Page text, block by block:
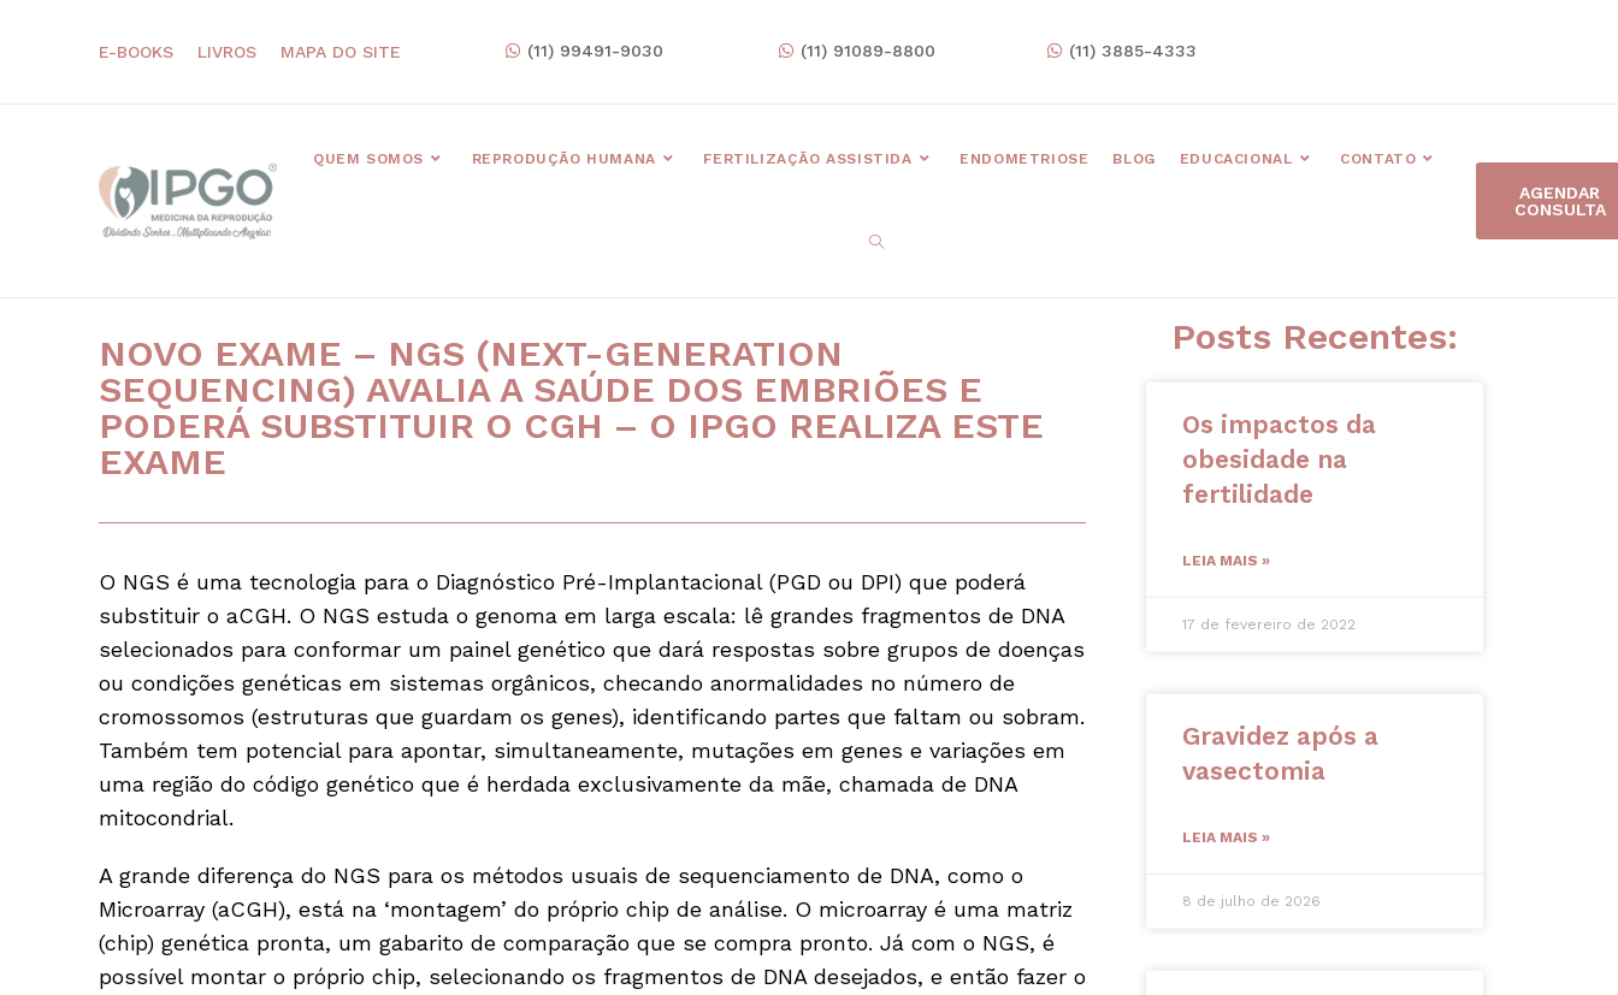
E-BOOKS LIVROS MAPA DO SITE (11) 99491-9030 (11) 91089-8800 (11) 3885-4333
QUEM SOMOS REPRODUÇÃO HUMANA FERTILIZAÇÃO ASSISTIDA ENDOMETRIOSE BLOG EDUCACIONAL CONTATO
AGENDAR
CONSULTA
NOVO EXAME – NGS (NEXT-GENERATION
SEQUENCING) AVALIA A SAÚDE DOS EMBRIÕES E
PODERÁ SUBSTITUIR O CGH – O IPGO REALIZA ESTE
EXAME
O NGS é uma tecnologia para o Diagnóstico Pré-Implantacional (PGD ou DPI) que poderá
substituir o aCGH. O NGS estuda o genoma em larga escala: lê grandes fragmentos de DNA
selecionados para conformar um painel genético que dará respostas sobre grupos de doenças
ou condições genéticas em sistemas orgânicos, checando anormalidades no número de
cromossomos (estruturas que guardam os genes), identificando partes que faltam ou sobram.
Também tem potencial para apontar, simultaneamente, mutações em genes e variações em
uma região do código genético que é herdada exclusivamente da mãe, chamada de DNA
mitocondrial.
A grande diferença do NGS para os métodos usuais de sequenciamento de DNA, como o
Microarray (aCGH), está na ‘montagem’ do próprio chip de análise. O microarray é uma matriz
(chip) genética pronta, um gabarito de comparação que se compra pronto. Já com o NGS, é
possível montar o próprio chip, selecionando os fragmentos de DNA desejados, e então fazer o
Posts Recentes:
Os impactos da
obesidade na
fertilidade
LEIA MAIS »
17 de fevereiro de 2022
Gravidez após a
vasectomia
LEIA MAIS »
8 de julho de 2026